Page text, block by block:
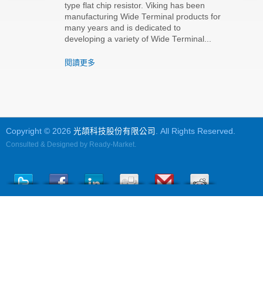
type flat chip resistor. Viking has been
manufacturing Wide Terminal products for
many years and is dedicated to
developing a variety of Wide Terminal...
閱讀更多
Copyright © 2026 光頡科技股份有限公司 . All Rights Reserved.
Consulted & Designed by Ready-Market.